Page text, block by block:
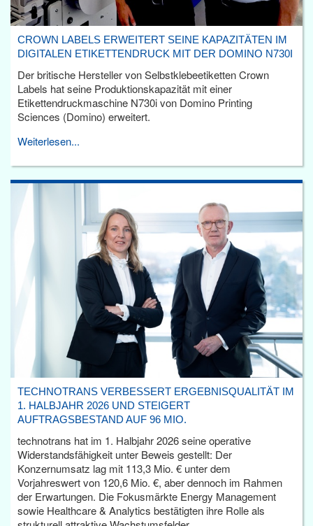
CROWN LABELS ERWEITERT SEINE KAPAZITÄTEN IM
DIGITALEN ETIKETTENDRUCK MIT DER DOMINO N730I
Der britische Hersteller von Selbstklebeetiketten Crown
Labels hat seine Produktionskapazität mit einer
Etikettendruckmaschine N730i von Domino Printing
Sciences (Domino) erweitert.
Weiterlesen...
TECHNOTRANS VERBESSERT ERGEBNISQUALITÄT IM
1. HALBJAHR 2026 UND STEIGERT
AUFTRAGSBESTAND AUF 96 MIO.
technotrans hat im 1. Halbjahr 2026 seine operative
Widerstandsfähigkeit unter Beweis gestellt: Der
Konzernumsatz lag mit 113,3 Mio. € unter dem
Vorjahreswert von 120,6 Mio. €, aber dennoch im Rahmen
der Erwartungen. Die Fokusmärkte Energy Management
sowie Healthcare & Analytics bestätigten ihre Rolle als